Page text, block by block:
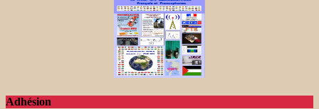
Adhésion